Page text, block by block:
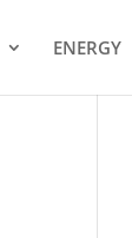
ENERGY